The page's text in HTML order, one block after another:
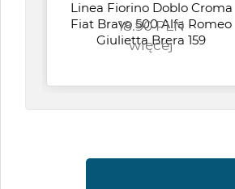
Linea Fiorino Doblo Croma
Fiat Bravo 500 Alfa Romeo
Giulietta Brera 159
18.90 PLN
więcej